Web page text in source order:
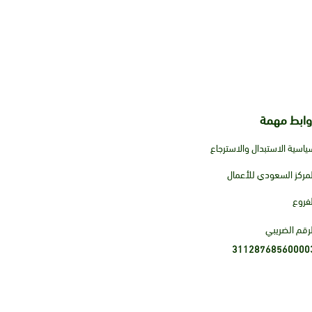
مهمة
الاستبدال والاسترجاع
السعودي للأعمال
الضريبي